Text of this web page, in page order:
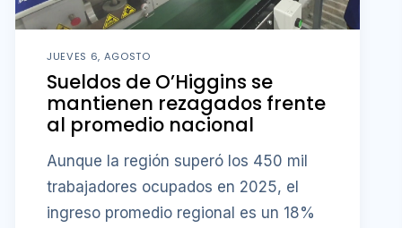
JUEVES 6, AGOSTO
Sueldos de O’Higgins se
mantienen rezagados frente
al promedio nacional
Aunque la región superó los 450 mil
trabajadores ocupados en 2025, el
ingreso promedio regional es un 18%